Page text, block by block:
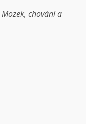
Mozek, chování a